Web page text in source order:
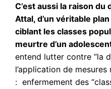
C’est aussi la raison
Attal, d’un véritable
ciblant les classes
meurtre d’un
entend lutter contre “la
l’application de
: enfermement des